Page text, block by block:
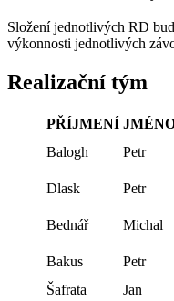
Složení jednotlivých RD
výkonnosti jednotlivých
Realizační tým
PŘÍJMENÍ
Balogh
Petr
Dlask Petr
Bednář Michal
Bakus Petr
Šafrata
Jan